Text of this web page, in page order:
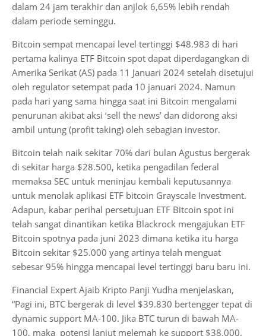
dalam 24 jam terakhir dan anjlok 6,65% lebih rendah
dalam periode seminggu.
Bitcoin sempat mencapai level tertinggi $48.983 di hari
pertama kalinya ETF Bitcoin spot dapat diperdagangkan di
Amerika Serikat (AS) pada 11 Januari 2024 setelah disetujui
oleh regulator setempat pada 10 januari 2024. Namun
pada hari yang sama hingga saat ini Bitcoin mengalami
penurunan akibat aksi ‘sell the news’ dan didorong aksi
ambil untung (profit taking) oleh sebagian investor.
Bitcoin telah naik sekitar 70% dari bulan Agustus bergerak
di sekitar harga $28.500, ketika pengadilan federal
memaksa SEC untuk meninjau kembali keputusannya
untuk menolak aplikasi ETF bitcoin Grayscale Investment.
Adapun, kabar perihal persetujuan ETF Bitcoin spot ini
telah sangat dinantikan ketika Blackrock mengajukan ETF
Bitcoin spotnya pada juni 2023 dimana ketika itu harga
Bitcoin sekitar $25.000 yang artinya telah menguat
sebesar 95% hingga mencapai level tertinggi baru baru ini.
Financial Expert Ajaib Kripto Panji Yudha menjelaskan,
“Pagi ini, BTC bergerak di level $39.830 bertengger tepat di
dynamic support MA-100. Jika BTC turun di bawah MA-
100, maka potensi lanjut melemah ke support $38.000.